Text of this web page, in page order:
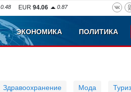
0.48 EUR 94.06 0.87
ЭКОНОМИКА ПОЛИТИКА
Здравоохранение Мода